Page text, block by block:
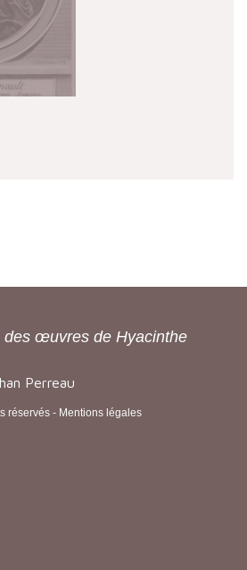
des œuvres de Hyacinthe
Perreau
réservés - Mentions légales